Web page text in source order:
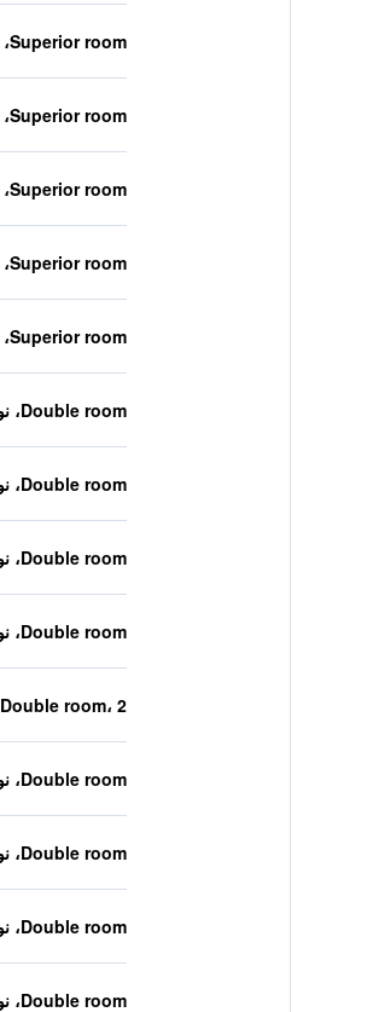
Superior room، نوع السرير غير معروف
Superior room، نوع السرير غير معروف
Superior room، نوع السرير غير معروف
Superior room، نوع السرير غير معروف
Superior room، نوع السرير غير معروف
Double room، نوع السرير غير معروف
Double room، نوع السرير غير معروف
Double room، نوع السرير غير معروف
Double room، نوع السرير غير معروف
Double room، 2 من أسرّة التوأم
Double room، نوع السرير غير معروف
Double room، نوع السرير غير معروف
Double room، نوع السرير غير معروف
Double room، نوع السرير غير معروف